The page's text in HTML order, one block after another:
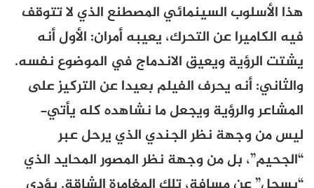
هذا الأسلوب السينمائي المصطنع الذي لا تتوقف
فيه الكاميرا عن التحرك، يعيبه أمران: الأول أنه
يشتت الرؤية ويعيق الاندماج في الموضوع نفسه.
والثاني: أنه يحرف الفيلم بعيدا عن التركيز على
المشاعر والرؤية ويجعل ما نشاهده كله يأتي-
ليس من وجهة نظر الجندي الذي يرحل عبر
“الجحيم”، بل من وجهة نظر المصور المحايد الذي